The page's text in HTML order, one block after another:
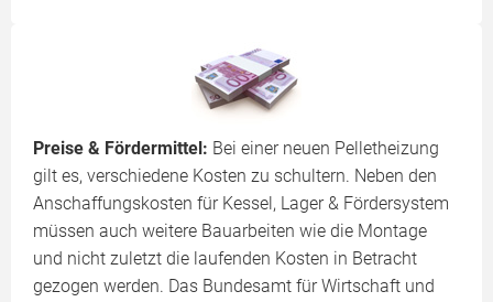
Preise & Fördermittel: Bei einer neuen Pelletheizung
gilt es, verschiedene Kosten zu schultern. Neben den
Anschaffungskosten für Kessel, Lager & Fördersystem
müssen auch weitere Bauarbeiten wie die Montage
und nicht zuletzt die laufenden Kosten in Betracht
gezogen werden. Das Bundesamt für Wirtschaft und